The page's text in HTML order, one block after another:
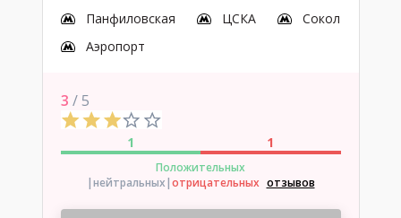
Панфиловская
ЦСКА
Сокол
Аэропорт
3 / 5
1 1
Положительных
|нейтральных|отрицательных отзывов